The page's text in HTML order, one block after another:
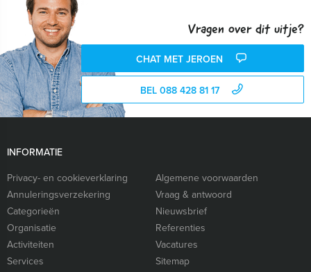
Vragen over dit uitje?
CHAT MET JEROEN
BEL 088 428 81 17
INFORMATIE
Privacy- en cookieverklaring
Algemene voorwaarden
Annuleringsverzekering
Vraag & antwoord
Categorieën
Nieuwsbrief
Organisatie
Referenties
Activiteiten
Vacatures
Services
Sitemap